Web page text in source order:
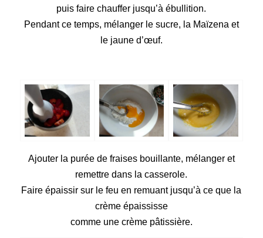
puis faire chauffer jusqu’à ébullition.
Pendant ce temps, mélanger le sucre, la Maïzena et
le jaune d’œuf.
Ajouter la purée de fraises bouillante, mélanger et
remettre dans la casserole.
Faire épaissir sur le feu en remuant jusqu’à ce que la
crème épaississe
comme une crème pâtissière.